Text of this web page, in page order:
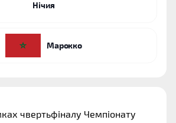
Нічия
Марокко
чвертьфіналу Чемпіонату